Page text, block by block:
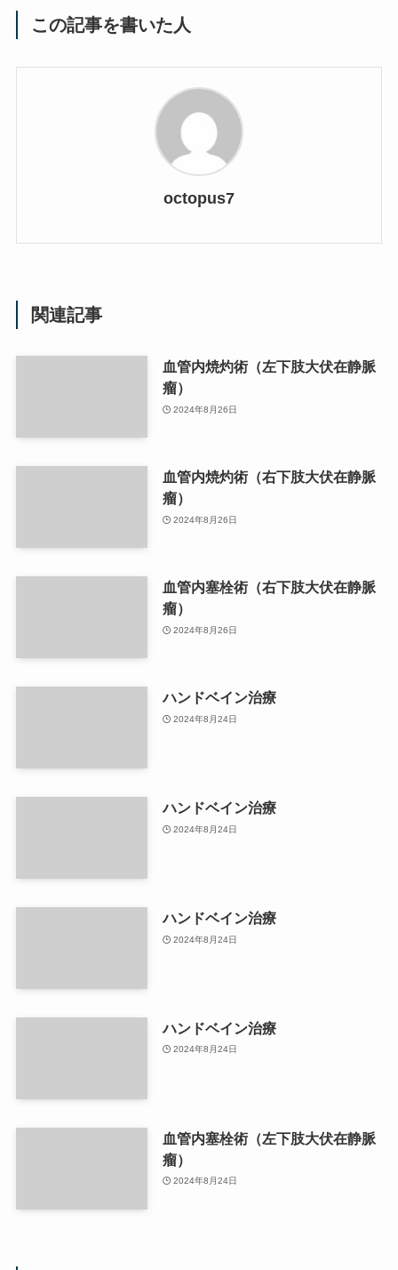
この記事を書いた人
octopus7
関連記事
血管内焼灼術（左下肢大伏在静脈
瘤）
2024年8月26日
血管内焼灼術（右下肢大伏在静脈
瘤）
2024年8月26日
血管内塞栓術（右下肢大伏在静脈
瘤）
2024年8月26日
ハンドベイン治療
2024年8月24日
ハンドベイン治療
2024年8月24日
ハンドベイン治療
2024年8月24日
ハンドベイン治療
2024年8月24日
血管内塞栓術（左下肢大伏在静脈
瘤）
2024年8月24日